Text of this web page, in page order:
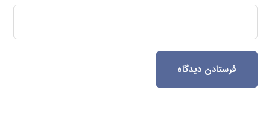
فرستادن دیدگاه